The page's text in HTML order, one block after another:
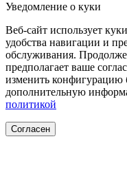
Уведомление о куки
Веб-сайт использует
удобства навигации и
обслуживания.
предполагает ваше
изменить конфигурацию
дополнительную
политикой
Согласен